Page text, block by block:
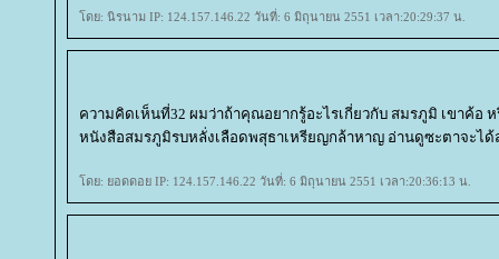
ดย: นิรนาม IP: 124.157.146.22 วันที่: 6 มิถุนายน 2551 เวลา:20:29:37 น.
ความคิดเห็นที่32 ผมว่าถ้าคุณอยากรู้อะไรเกี่ยวกับ สมรภูมิ เขาค้อ
หนังสือสมรภูมิรบหลั่งเลือดพสุธาเหรียญกล้าหาญ อ่านดูซะตาจะได้
ดย: ยอดดอย IP: 124.157.146.22 วันที่: 6 มิถุนายน 2551 เวลา:20:36:13 น.